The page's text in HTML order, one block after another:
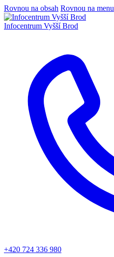
Rovnou na obsah Rovnou na menu
Infocentrum Vyšší Brod
+420 724 336 980